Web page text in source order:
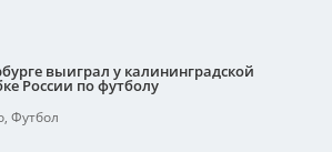
выиграл у калининградской
России по футболу
, Футбол